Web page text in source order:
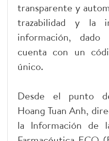
transparente y
trazabilidad y la
información,
cuenta con un
único.
Desde el punto
Hoang Tuan Anh,
la Información de